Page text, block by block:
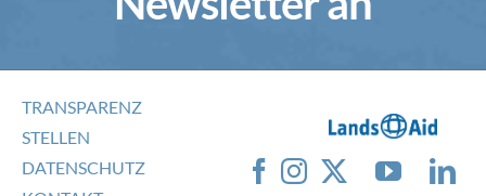
Newsletter an
TRANSPARENZ
STELLEN
DATENSCHUTZ